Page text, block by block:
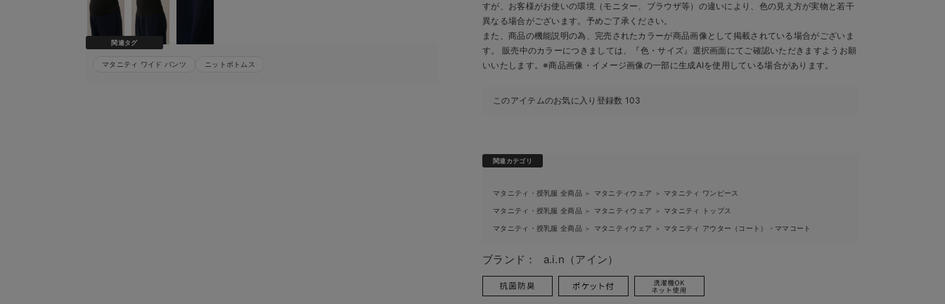
関連タグ
マタニティ ワイド パンツ ニットボトムス
すが、 お客様がお使いの環境（モニター、ブラウザ等）の違いにより、色の見え方が実物と若干
異なる場合がございます。予めご了承ください。
また、商品の機能説明の為、完売されたカラーが商品画像として掲載されている場合がございま
す。 販売中のカラーにつきましては、『色・サイズ』選択画面にてご確認いただきますようお願
いいたします。 ※商品画像・イメージ画像の一部に生成AIを使用している場合があります。
このアイテムのお気に入り登録数 103
関連カテゴリ
マタニティ・授乳服 全商品 ＞ マタニティウェア ＞ マタニティ ワンピース
マタニティ・授乳服 全商品 ＞ マタニティウェア ＞ マタニティ トップス
マタニティ・授乳服 全商品 ＞ マタニティウェア ＞ マタニティ アウター（コート）・ママコート
ブランド： a.i.n（アイン）